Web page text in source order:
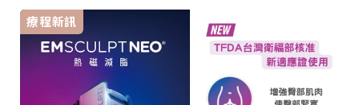
很多以前拚了命也很難做到的地方都突破了，連教練都很詫異。減脂、
緊實、增肌多效複合式療程，輕鬆打造健康體態美EMSCULPT NEO雙
波科技結合，RF同步電波能夠達到減脂、緊實的效果，而專利
HIFEM+電磁技術深入肌肉組織7公分，能刺激肌肉纖維達到超極限收
縮，達到鍛鍊肌肉、快速消耗能量與減少脂肪細胞的效果，「一般療程
大概4-6次，一週一次」，但很多客戶到了第三、四週，體態就不一樣
了，不只線條更緊實，體態也更優雅。且EMSCULPT NEO是一種非侵
入性體雕療程，許多大腹便便的高階經理人、愛打高爾夫球的球友可以
在練核心肌群的同時，消除內臟脂肪。有的媽媽生完小孩後，腹直肌分
身觀念飲食控制除了避免高油炸高熱量的飲食外，減肥期間千萬不要極
端節食，均衡飲食並且多攝取高蛋白食物，有利於肌肉生長及修復，像
是：雞胸肉、魚肉、雞蛋、豆腐、豆漿，或是透過保健食品如：高蛋白
粉、維他命B、維他命C來補充蛋白質。有氧運動減脂有氧運動包括：
跑步、游泳、有氧舞蹈、拳擊等，除了能消耗熱量達到減脂效果，也能
提升心肺功能及刺激大腦分泌腦內啡來放鬆心情。重訓肌力訓練重訓屬
於高強度的運動，除了能增強肌肉外，重訓時會運用到全身肌肉，比起
有氧運動能消耗更多的熱量，有助於減脂。自我運動需要長時間的維
療程新訊